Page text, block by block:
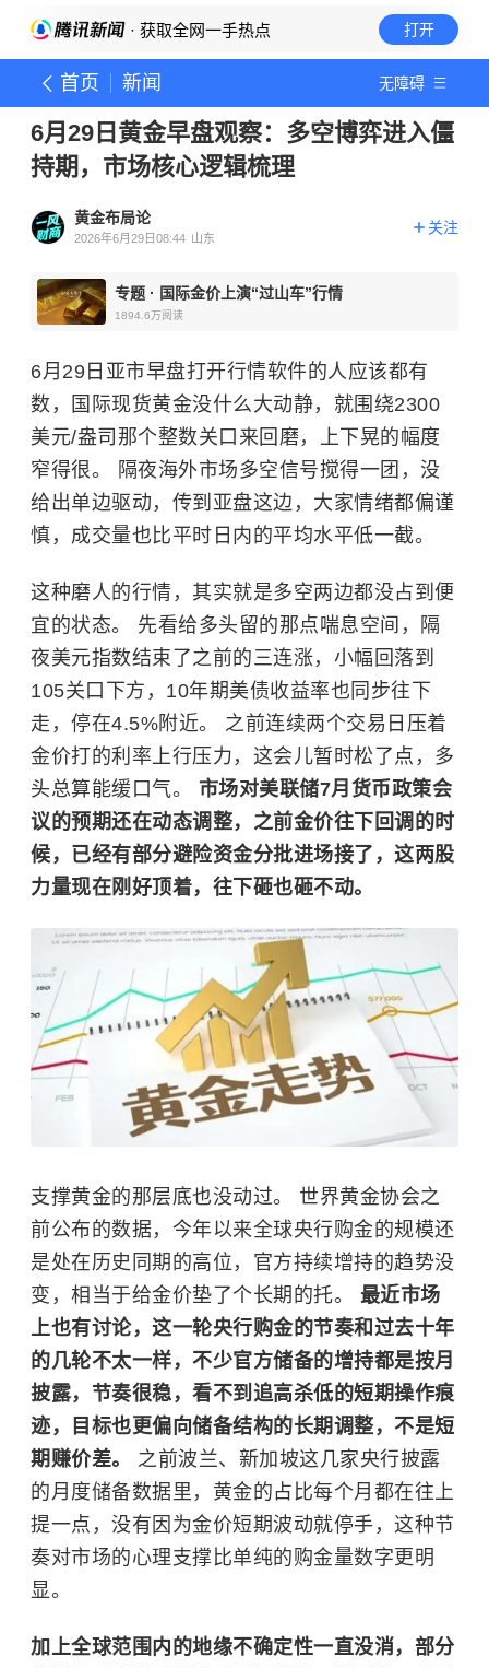
· 获取全网一手热点 打开
首页 新闻 无障碍
6月29日黄金早盘观察：多空博弈进入僵
持期，市场核心逻辑梳理
黄金布局论
2026年6月29日08:44 山东
关注
专题 · 国际金价上演“过山车”行情
1894.6万阅读
6月29日亚市早盘打开行情软件的人应该都有
数，国际现货黄金没什么大动静，就围绕2300
美元/盎司那个整数关口来回磨，上下晃的幅度
窄得很。 隔夜海外市场多空信号搅得一团，没
给出单边驱动，传到亚盘这边，大家情绪都偏谨
慎，成交量也比平时日内的平均水平低一截。
这种磨人的行情，其实就是多空两边都没占到便
宜的状态。 先看给多头留的那点喘息空间，隔
夜美元指数结束了之前的三连涨，小幅回落到
105关口下方，10年期美债收益率也同步往下
走，停在4.5%附近。 之前连续两个交易日压着
金价打的利率上行压力，这会儿暂时松了点，多
头总算能缓口气。 市场对美联储7月货币政策会
议的预期还在动态调整，之前金价往下回调的时
候，已经有部分避险资金分批进场接了，这两股
力量现在刚好顶着，往下砸也砸不动。
支撑黄金的那层底也没动过。 世界黄金协会之
前公布的数据，今年以来全球央行购金的规模还
是处在历史同期的高位，官方持续增持的趋势没
变，相当于给金价垫了个长期的托。 最近市场
上也有讨论，这一轮央行购金的节奏和过去十年
的几轮不太一样，不少官方储备的增持都是按月
披露，节奏很稳，看不到追高杀低的短期操作痕
迹，目标也更偏向储备结构的长期调整，不是短
期赚价差。 之前波兰、新加坡这几家央行披露
的月度储备数据里，黄金的占比每个月都在往上
提一点，没有因为金价短期波动就停手，这种节
奏对市场的心理支撑比单纯的购金量数字更明
显。
加上全球范围内的地缘不确定性一直没消，部分